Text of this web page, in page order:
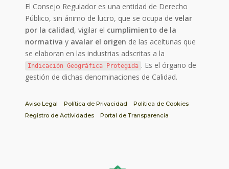
El Consejo Regulador es una entidad de Derecho
Público, sin ánimo de lucro, que se ocupa develar
por la calidad, vigilar el cumplimiento de la
normativa y avalar el origen de las aceitunas que
se elaboran en las industrias adscritas a la
Indicación Geográfica Protegida . Es el órgano de
gestión de dichas denominaciones de Calidad.
Aviso Legal Política de Privacidad
Política de Cookies
Registro de Actividades
Portal de Transparencia